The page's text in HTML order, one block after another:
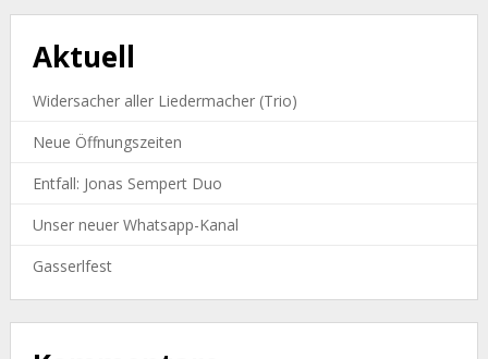
Aktuell
Widersacher aller Liedermacher (Trio)
Neue Öffnungszeiten
Entfall: Jonas Sempert Duo
Unser neuer Whatsapp-Kanal
Gasserlfest